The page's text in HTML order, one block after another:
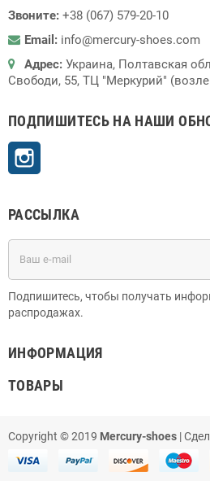
Звоните: +38 (067) 579-20-10
Email: info@mercury-shoes.com
Адрес: Украина, Полтавская
Свободи, 55, ТЦ "Меркурий"
ПОДПИШИТЕСЬ НА НАШИ
РАССЫЛКА
Подпишитесь, чтобы получать
распродажах.
ИНФОРМАЦИЯ
ТОВАРЫ
Copyright © 2019 Mercury-shoes |